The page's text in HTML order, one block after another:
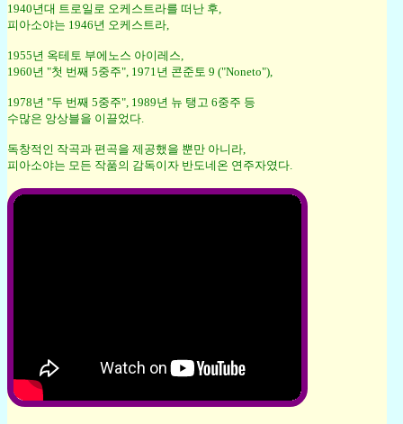
1940년대 트로일로 오케스트라를 떠난 후,
피아소야는 1946년 오케스트라,
1955년 옥테토 부에노스 아이레스,
1960년 "첫 번째 5중주", 1971년 콘준토 9 ("Noneto"),
1978년 "두 번째 5중주", 1989년 뉴 탱고 6중주 등
수많은 앙상블을 이끌었다.
독창적인 작곡과 편곡을 제공했을 뿐만 아니라,
피아소야는 모든 작품의 감독이자 반도네온 연주자였다.